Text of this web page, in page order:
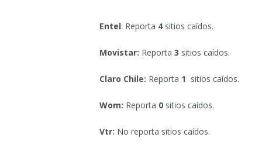
Entel: Reporta 4 sitios caídos.
Movistar: Reporta 3 sitios caídos.
Claro Chile: Reporta 1 sitios caídos.
Wom: Reporta 0 sitios caídos.
Vtr: No reporta sitios caídos.